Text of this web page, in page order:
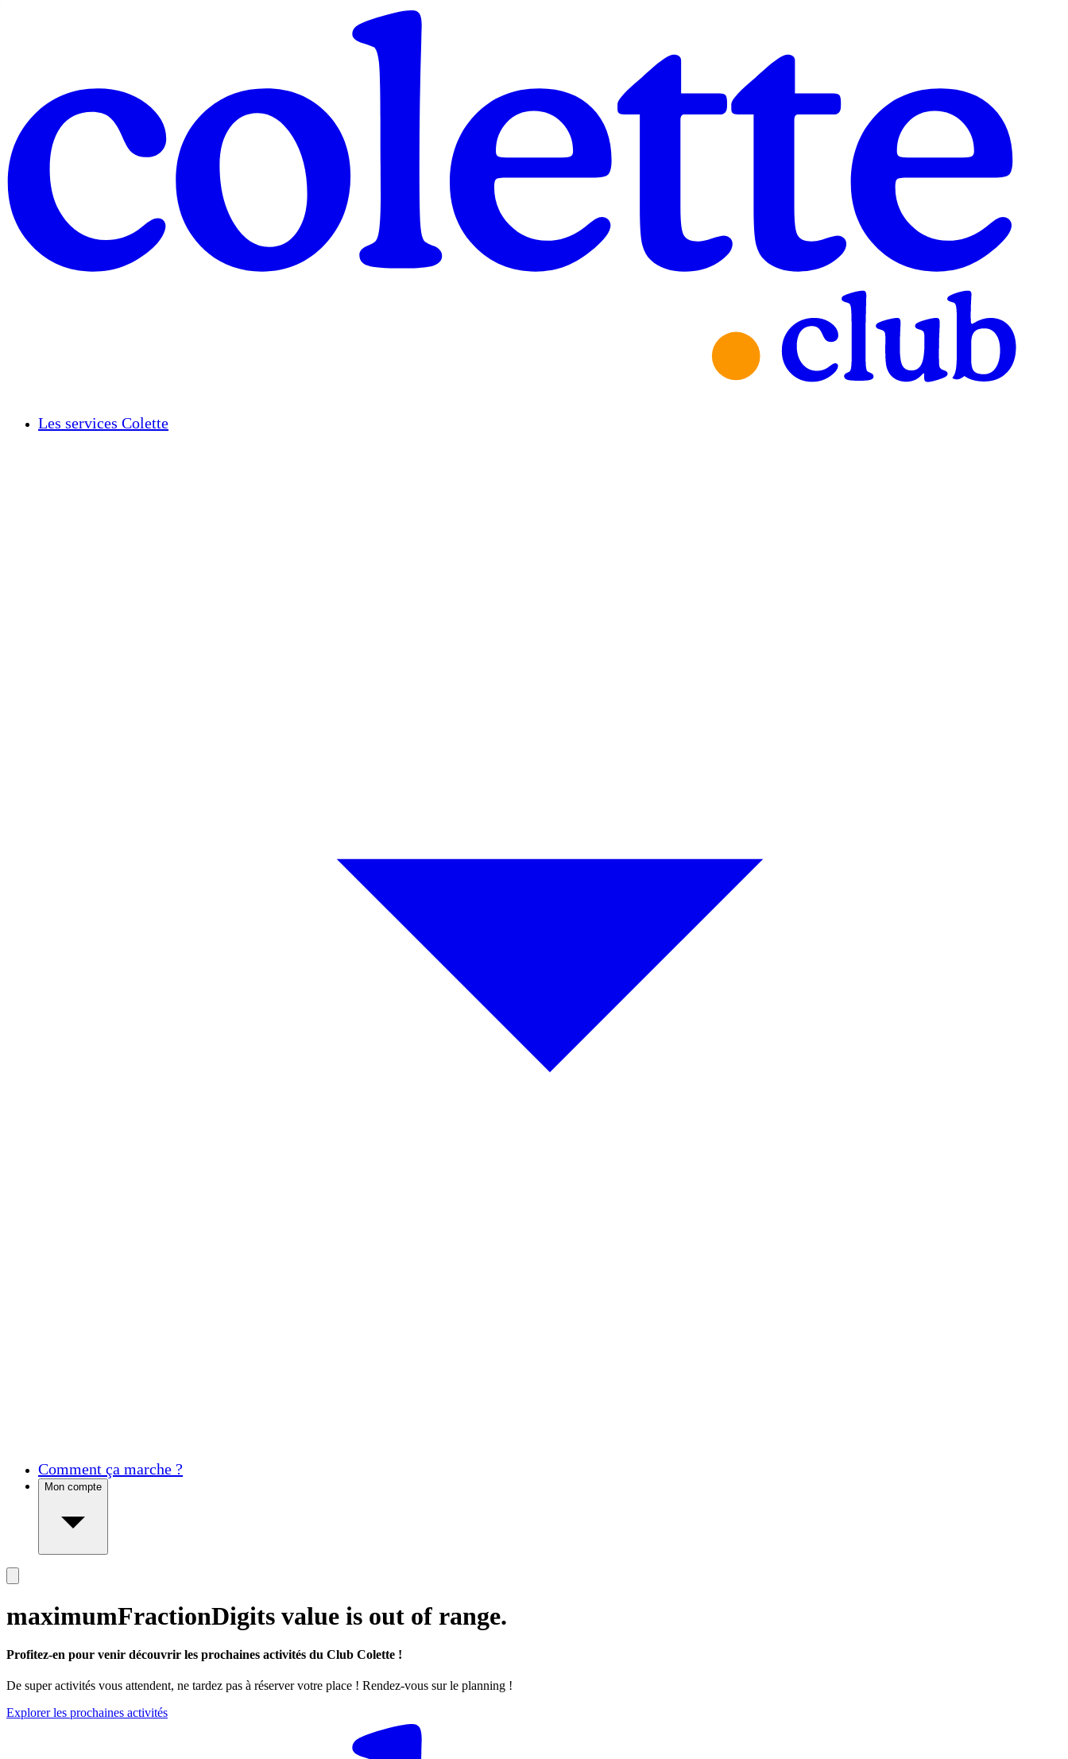
Les services Colette
Comment ça marche ?
Mon compte
maximumFractionDigits value is out of range.
Profitez-en pour venir découvrir les prochaines activités du Club Colette !
De super activités vous attendent, ne tardez pas à réserver votre place ! Rendez-vous sur le planning !
Explorer les prochaines activités